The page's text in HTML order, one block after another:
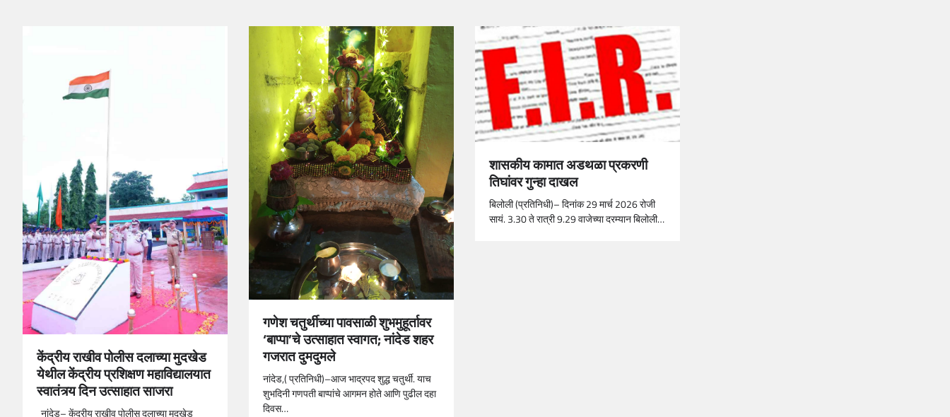
केंद्रीय राखीव पोलीस दलाच्या मुदखेड
येथील केंद्रीय प्रशिक्षण महाविद्यालयात
स्वातंत्र्य दिन उत्साहात साजरा
नांदेड– केंद्रीय राखीव पोलीस दलाच्या मुदखेड
गणेश चतुर्थीच्या पावसाळी शुभमुहूर्तावर
‘बाप्पा’चे उत्साहात स्वागत; नांदेड शहर
गजरात दुमदुमले
नांदेड,( प्रतिनिधी)–आज भाद्रपद शुद्ध चतुर्थी. याच
शुभदिनी गणपती बाप्पांचे आगमन होते आणि पुढील दहा
दिवस…
शासकीय कामात अडथळा प्रकरणी
तिघांवर गुन्हा दाखल
बिलोली (प्रतिनिधी)– दिनांक 29 मार्च 2026 रोजी
सायं. 3.30 ते रात्री 9.29 वाजेच्या दरम्यान बिलोली…